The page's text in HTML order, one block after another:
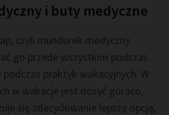
i buty medyczne
czyli mundurek medyczny.
go przede wszystkim podczas
praktyk wakacyjnych. W
w wakacje jest dosyć gorąco,
się zdecydowanie lepszą opcją,